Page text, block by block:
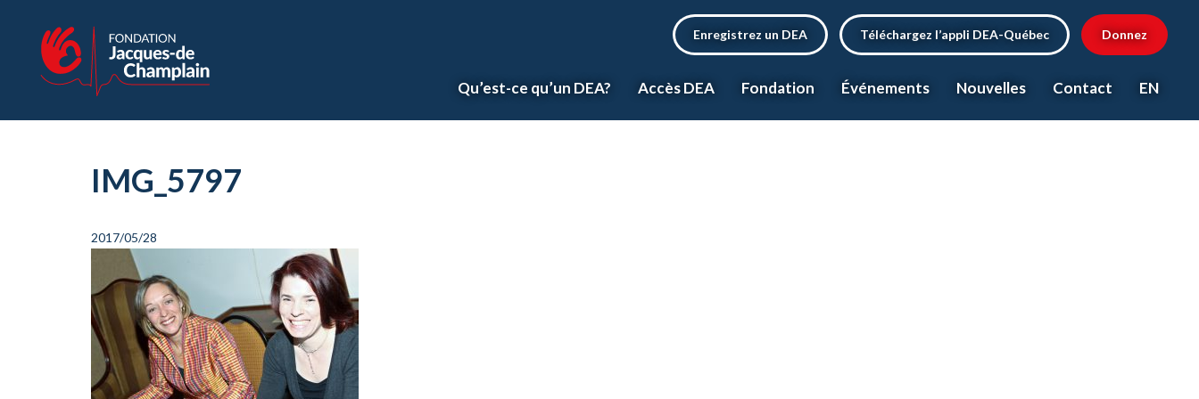
Enregistrez un DEA Téléchargez l’appli DEA-Québec Donnez
Qu’est-ce qu’un DEA? Accès DEA Fondation Événements Nouvelles Contact EN
IMG_5797
2017/05/28